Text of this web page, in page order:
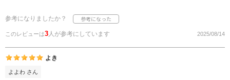
参考になりましたか？
このレビューは3人が参考にしています 2025/08/14
よき
よよわ さん